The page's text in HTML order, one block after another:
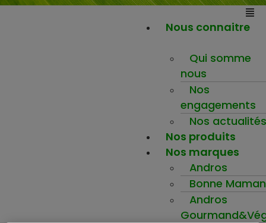
Nous connaitre
Qui somme
nous
Nos
engagements
Nos actualités
Nos produits
Nos marques
Andros
Bonne Maman
Andros